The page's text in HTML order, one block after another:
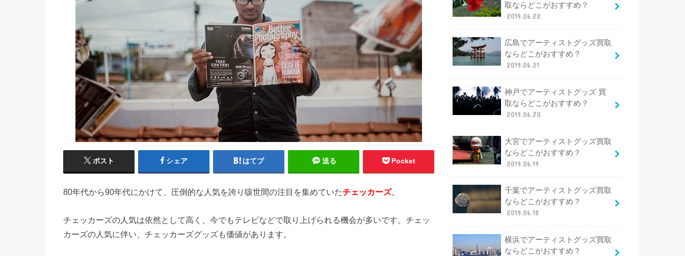
ポスト シェア はてブ 送る Pocket
80年代から90年代にかけて、圧倒的な人気を誇り咳世間の注目を集めていたチェッカーズ。
チェッカーズの人気は依然として高く、今でもテレビなどで取り上げられる機会が多いです。チェッ
カーズの人気に伴い、チェッカーズグッズも価値があります。
取ならどこがおすすめ？
2019.06.22
広島でアーティストグッズ買取
ならどこがおすすめ？
2019.06.21
神戸でアーティストグッズ 買
取ならどこがおすすめ？
2019.06.20
大宮でアーティストグッズ買取
ならどこがおすすめ？
2019.06.19
千葉でアーティストグッズ買取
ならどこがおすすめ？
2019.06.18
横浜でアーティストグッズ買取
ならどこがおすすめ？